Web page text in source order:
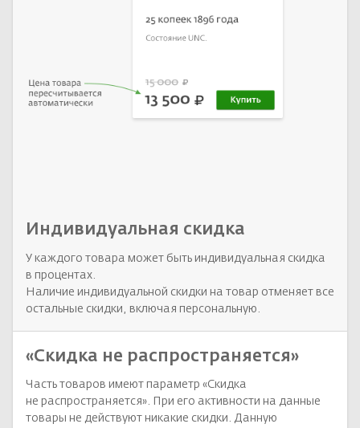
Индивидуальная скидка
У каждого товара может быть индивидуальная скидка
в процентах.
Наличие индивидуальной скидки на товар отменяет все
остальные скидки, включая персональную.
«Скидка не распространяется»
Часть товаров имеют параметр «Скидка
не распространяется». При его активности на данные
товары не действуют никакие скидки. Данную